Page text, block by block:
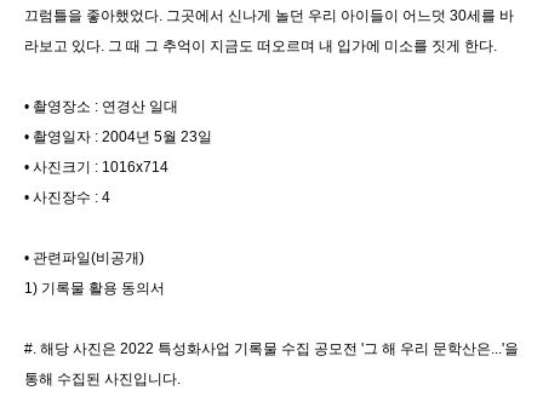
끄럼틀을 좋아했었다. 그곳에서 신나게 놀던 우리 아이들이 어느덧 30세를 바
라보고 있다. 그 때 그 추억이 지금도 떠오르며 내 입가에 미소를 짓게 한다.
• 촬영장소 : 연경산 일대
• 촬영일자 : 2004년 5월 23일
• 사진크기 : 1016x714
• 사진장수 : 4
• 관련파일(비공개)
1) 기록물 활용 동의서
#. 해당 사진은 2022 특성화사업 기록물 수집 공모전 '그 해 우리 문학산은...'을
통해 수집된 사진입니다.